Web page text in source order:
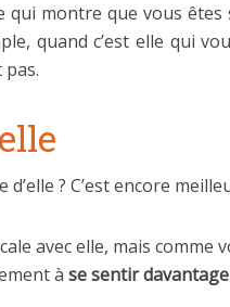
montre que vous
quand c’est elle qui
d’elle ? C’est encore
avec elle, mais comme
à se sentir